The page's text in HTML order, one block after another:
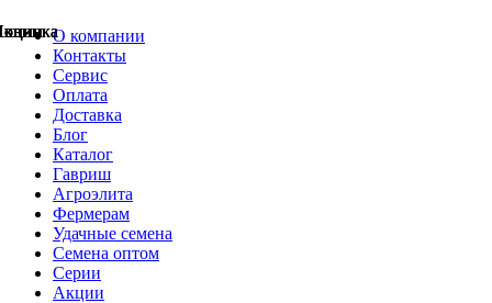
О компании
Контакты
Сервис
Оплата
Доставка
Блог
Каталог
Гавриш
Агроэлита
Фермерам
Удачные семена
Семена оптом
Серии
Акции